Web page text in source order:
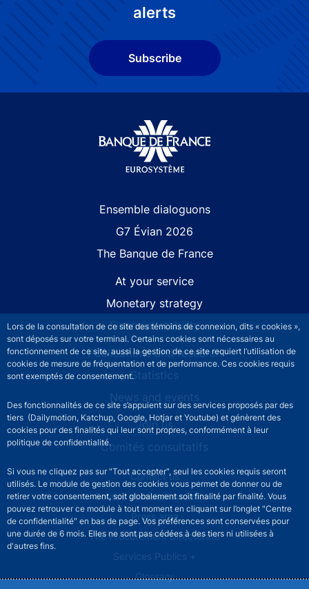
Lors de la consultation de ce site des témoins de connexion, dits « cookies »,
sont déposés sur votre terminal. Certains cookies sont nécessaires au
fonctionnement de ce site, aussi la gestion de ce site requiert l’utilisation de
cookies de mesure de fréquentation et de performance. Ces cookies requis
sont exemptés de consentement.
Des fonctionnalités de ce site s’appuient sur des services proposés par des
tiers (Dailymotion, Katchup, Google, Hotjar et Youtube) et génèrent des
cookies pour des finalités qui leur sont propres, conformément à leur
politique de confidentialité.
Si vous ne cliquez pas sur "Tout accepter", seul les cookies requis seront
utilisés. Le module de gestion des cookies vous permet de donner ou de
retirer votre consentement, soit globalement soit finalité par finalité. Vous
pouvez retrouver ce module à tout moment en cliquant sur l’onglet "Centre
de confidentialité" en bas de page. Vos préférences sont conservées pour
une durée de 6 mois. Elles ne sont pas cédées à des tiers ni utilisées à
d'autres fins.
alerts
Subscribe
Ensemble dialoguons
G7 Évian 2026
The Banque de France
At your service
Monetary strategy
Financial stability
Publications and research
Statistics
News and events
Join us
Comités consultatifs
Footer secondary menuContact us
Sourds et malentendants
Press area
The Procurement Directorate
Services Publics +
Glossary